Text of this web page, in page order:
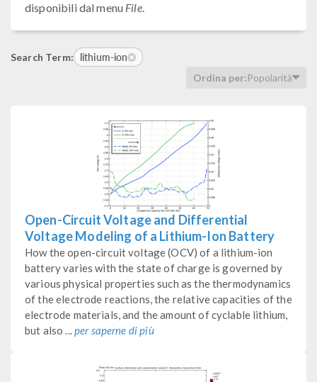
disponibili dal menu File.
Search Term: lithium-ion
Ordina per:Popolarità
Open-Circuit Voltage and Differential
Voltage Modeling of a Lithium-Ion Battery
How the open-circuit voltage (OCV) of a lithium-ion
battery varies with the state of charge is governed by
various physical properties such as the thermodynamics
of the electrode reactions, the relative capacities of the
electrode materials, and the amount of cyclable lithium,
but also ...per saperne di più